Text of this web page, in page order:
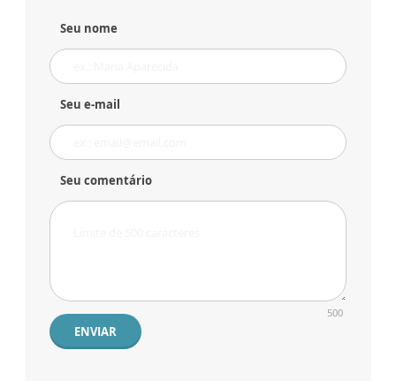
Seu nome
Seu e-mail
Seu comentário
500
ENVIAR